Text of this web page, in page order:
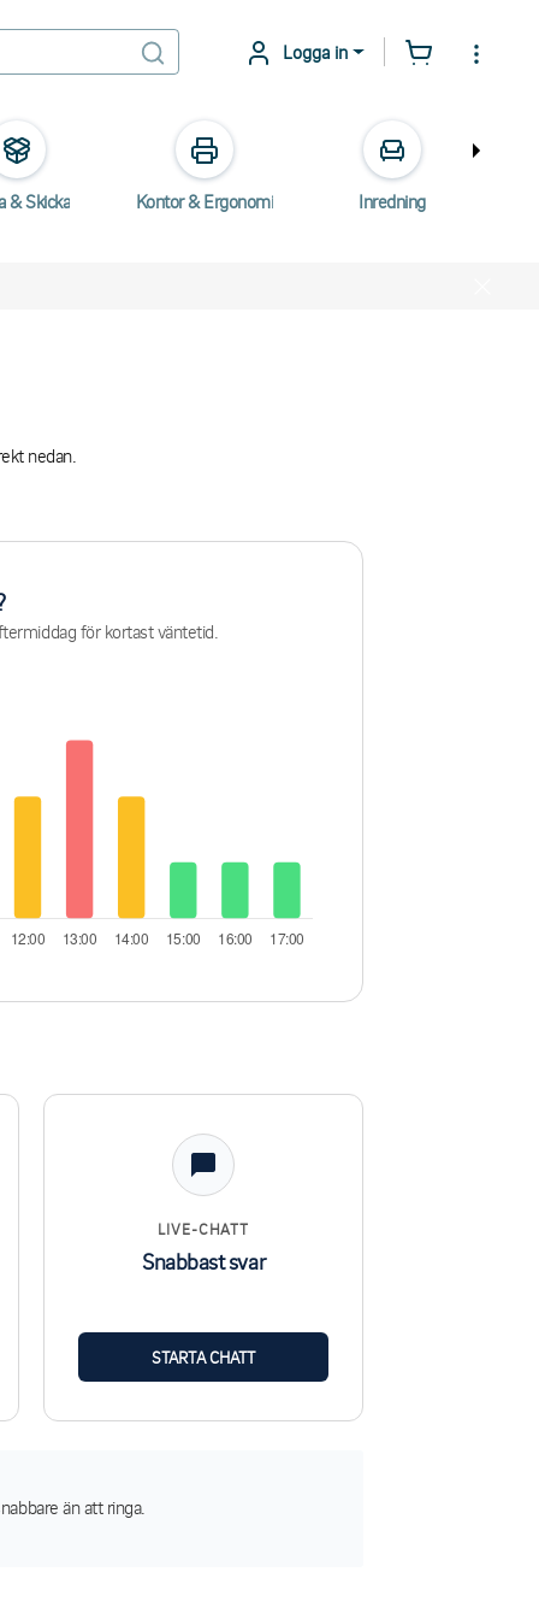
Logga in
& Skicka Kontor & Ergonomi Inredning
nedan.
för kortast väntetid.
LIVE-CHATT
Snabbast svar
STARTA CHATT
än att ringa.